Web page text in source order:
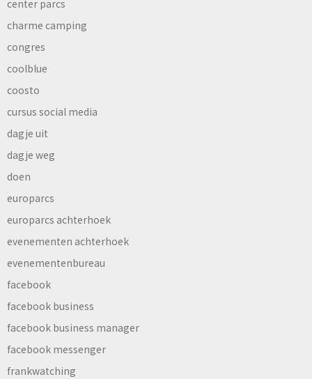
center parcs
charme camping
congres
coolblue
coosto
cursus social media
dagje uit
dagje weg
doen
europarcs
europarcs achterhoek
evenementen achterhoek
evenementenbureau
facebook
facebook business
facebook business manager
facebook messenger
frankwatching